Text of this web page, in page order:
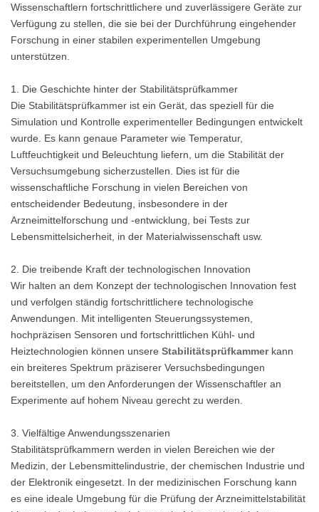
Wissenschaftlern fortschrittlichere und zuverlässigere Geräte zur
Verfügung zu stellen, die sie bei der Durchführung eingehender
Forschung in einer stabilen experimentellen Umgebung
unterstützen.
1. Die Geschichte hinter der Stabilitätsprüfkammer
Die Stabilitätsprüfkammer ist ein Gerät, das speziell für die
Simulation und Kontrolle experimenteller Bedingungen entwickelt
wurde. Es kann genaue Parameter wie Temperatur,
Luftfeuchtigkeit und Beleuchtung liefern, um die Stabilität der
Versuchsumgebung sicherzustellen. Dies ist für die
wissenschaftliche Forschung in vielen Bereichen von
entscheidender Bedeutung, insbesondere in der
Arzneimittelforschung und -entwicklung, bei Tests zur
Lebensmittelsicherheit, in der Materialwissenschaft usw.
2. Die treibende Kraft der technologischen Innovation
Wir halten an dem Konzept der technologischen Innovation fest
und verfolgen ständig fortschrittlichere technologische
Anwendungen. Mit intelligenten Steuerungssystemen,
hochpräzisen Sensoren und fortschrittlichen Kühl- und
Heiztechnologien können unsere Stabilitätsprüfkammerkann
ein breiteres Spektrum präziserer Versuchsbedingungen
bereitstellen, um den Anforderungen der Wissenschaftler an
Experimente auf hohem Niveau gerecht zu werden.
3. Vielfältige Anwendungsszenarien
Stabilitätsprüfkammern werden in vielen Bereichen wie der
Medizin, der Lebensmittelindustrie, der chemischen Industrie und
der Elektronik eingesetzt. In der medizinischen Forschung kann
es eine ideale Umgebung für die Prüfung der Arzneimittelstabilität